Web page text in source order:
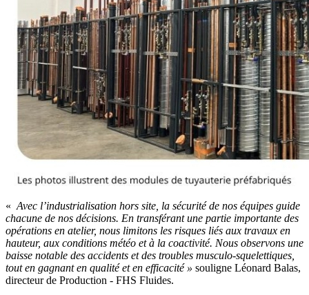
« Avec l’industrialisation hors site, la sécurité de nos équipes guide
chacune de nos décisions. En transférant une partie importante des
opérations en atelier, nous limitons les risques liés aux travaux en
hauteur, aux conditions météo et à la coactivité. Nous observons une
baisse notable des accidents et des troubles musculo-squelettiques,
tout en gagnant en qualité et en efficacité » souligne Léonard Balas,
directeur de Production - FHS Fluides.